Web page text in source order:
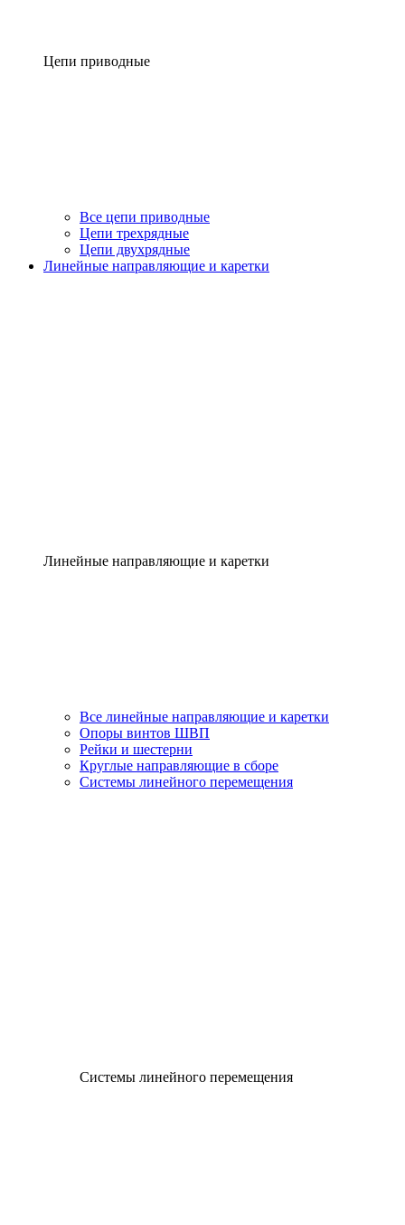
Цепи приводные
Все цепи приводные
Цепи трехрядные
Цепи двухрядные
Линейные направляющие и каретки
Линейные направляющие и каретки
Все линейные направляющие и каретки
Опоры винтов ШВП
Рейки и шестерни
Круглые направляющие в сборе
Системы линейного перемещения
Системы линейного перемещения